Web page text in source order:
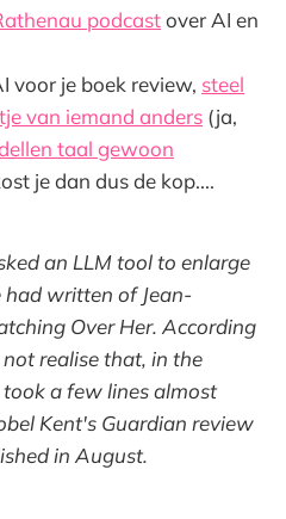
podcastover AI en
voor je boek review, steel
van iemand anders (ja,
taal gewoon
je dan dus de kop....
an LLM tool to enlarge
written of Jean-
Over Her. According
realise that, in the
a few lines almost
Kent's Guardian review
in August.